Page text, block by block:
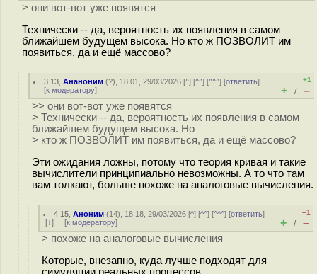
> они вот-вот уже появятся
Технически -- да, вероятность их появления в самом
ближайшем будущем высока. Но кто ж ПОЗВОЛИТ им
появиться, да и ещё массово?
3.13 ,Ананоним (?), 18:01, 29/03/2026 [^] [^^] [^^^] [ответить]
[к модератору]
+1
+ / –
>> они вот-вот уже появятся
> Технически -- да, вероятность их появления в самом
ближайшем будущем высока. Но
> кто ж ПОЗВОЛИТ им появиться, да и ещё массово?
Эти ожидания ложны, потому что теория кривая и такие
вычислители принципиально невозможны. А то что там
вам толкают, больше похоже на аналоговые вычисления.
4.15 ,Аноним (14), 18:18, 29/03/2026 [^] [^^] [^^^] [ответить]
[↓] [к модератору]
–1
+ / –
> похоже на аналоговые вычисления
Которые, внезапно, куда лучше подходят для